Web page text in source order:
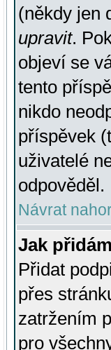
(někdy jen
upravit.
objeví se
tento
nikdo
příspěvek
uživatelé
odpověděl.
Návrat
Jak
Přidat
přes
zatržením
pro